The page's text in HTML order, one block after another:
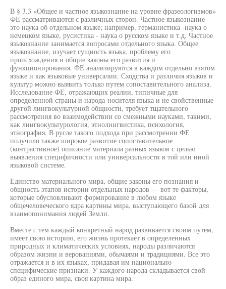
В § 3.3 «Общее и частное языкознание на уровне фразеологизмов»
ФЕ рассматриваются с различных сторон. Частное языкознание -
это наука об отдельном языке; например, германистика -наука о
немецком языке, русистика - наука о русском языке и т.д. Частное
языкознание занимается вопросами отдельного языка. Общее
языкознание, изучает сущность языка, проблему его
происхождения и общие законы его развития и
функционирования. ФЕ анализируются в каждом отдельно взятом
языке и как языковые универсалии. Сходства и различия языков и
культур можно выявить только путем сопоставительного анализа.
Исследование ФЕ, отражающих реалии, типичные для
определенной страны и народа-носителя языка и не свойственные
другой лингвокультурной общности, требует тщательного
рассмотрения во взаимодействии со смежными науками, такими,
как лингвокультурология, этнолингвистика, психология,
этнография. В русле такого подхода при рассмотрении ФЕ
получило также широкое развитие сопоставительное
(контрастивное) описание материала разных языков с целью
выявления специфичности или универсальности в той или иной
языковой системе.
Единство материального мира, общие законы его познания и
общность этапов истории отдельных народов — вот те факторы,
которые обусловливают формирование в любом языке
общечеловеческого ядра картины мира, выступающего базой для
взаимопонимания людей Земли.
Вместе с тем каждый конкретный народ развивается своим путем,
имеет свою историю, его жизнь протекает в определенных
природных и климатических условиях, народы различаются
образом жизни и верованиями, обычаями и традициями. Все это
отражается и в их языках, придавая им национально-
специфические признаки. У каждого народа складывается свой
образ единого мира, своя картина мира.